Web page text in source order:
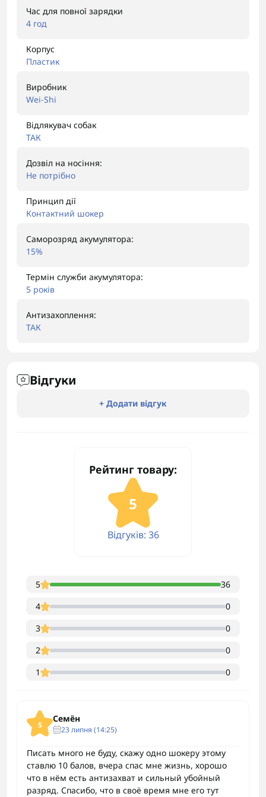
Час для повної зарядки
4 год
Корпус
Пластик
Виробник
Wei-Shi
Відлякувач собак
ТАК
Дозвіл на носіння:
Не потрібно
Принцип дії
Контактний шокер
Саморозряд акумулятора:
15%
Термін служби акумулятора:
5 років
Антизахоплення:
ТАК
Відгуки
+ Додати відгук
Рейтинг товару:
5
Відгуків: 36
5
36
4
0
3
0
2
0
1
0
5
Семён
23 липня (14:25)
Писать много не буду, скажу одно шокеру этому
ставлю 10 балов, вчера спас мне жизнь, хорошо
что в нём есть антизахват и сильный убойный
разряд. Спасибо, что в своё время мне его тут